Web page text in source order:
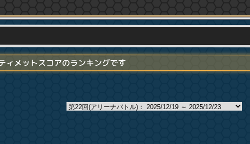
キリージェネレーター BLASTER PASS プ
ィメットスコアのランキングです